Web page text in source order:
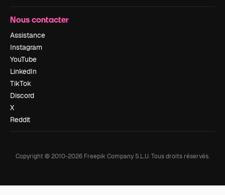
Nous contacter
Assistance
Instagram
YouTube
LinkedIn
TikTok
Discord
X
Reddit
Copyright © 2010-2026 Freepik Company S.L.U.Tous droits réservés.